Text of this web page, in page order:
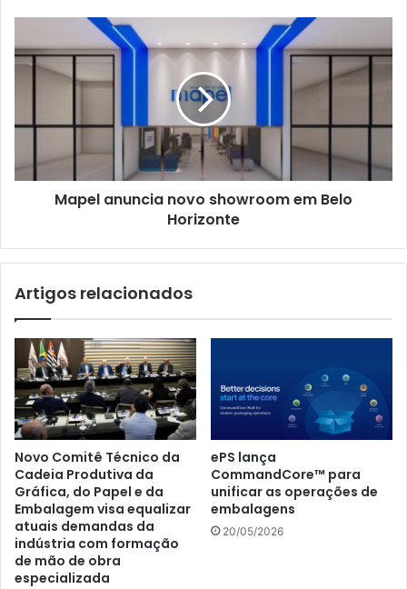
anuncia
novo
showroom
Belo
Mapel anuncia novo showroom em Belo
Horizonte
Artigos relacionados
Novo Comitê Técnico da
Cadeia Produtiva da
Gráfica, do Papel e da
Embalagem visa equalizar
atuais demandas da
indústria com formação
de mão de obra
especializada
ePS lança
CommandCore™ para
unificar as operações de
embalagens
20/05/2026